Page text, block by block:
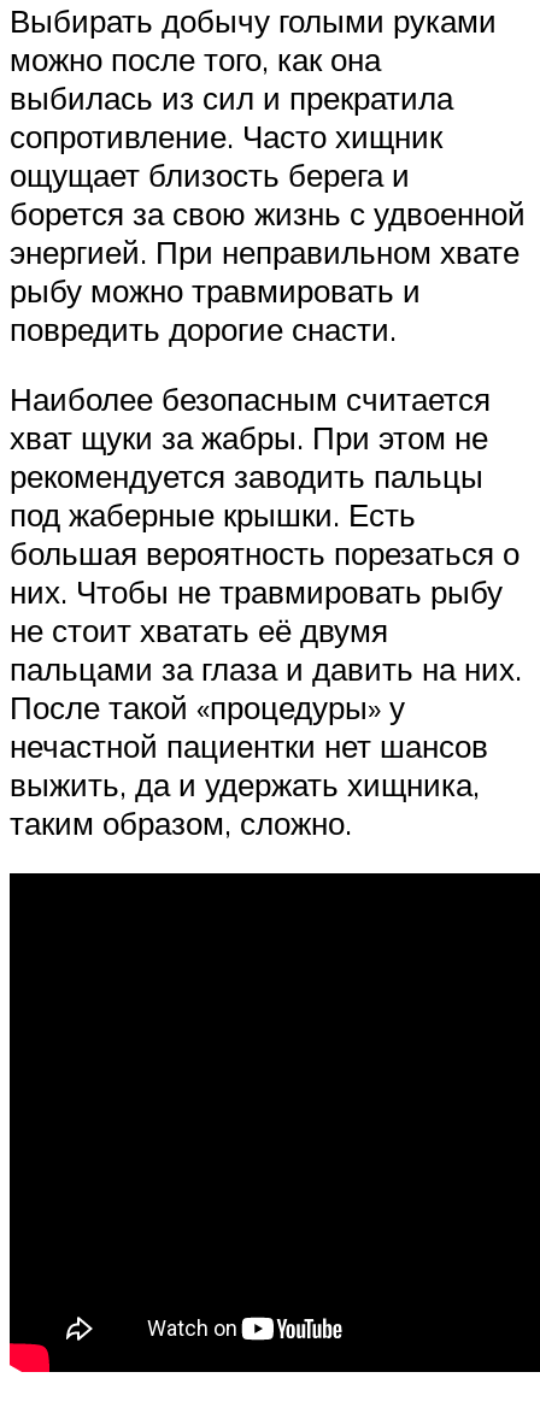
Выбирать добычу голыми руками
можно после того, как она
выбилась из сил и прекратила
сопротивление. Часто хищник
ощущает близость берега и
борется за свою жизнь с удвоенной
энергией. При неправильном хвате
рыбу можно травмировать и
повредить дорогие снасти.
Наиболее безопасным считается
хват щуки за жабры. При этом не
рекомендуется заводить пальцы
под жаберные крышки. Есть
большая вероятность порезаться о
них. Чтобы не травмировать рыбу
не стоит хватать её двумя
пальцами за глаза и давить на них.
После такой «процедуры» у
нечастной пациентки нет шансов
выжить, да и удержать хищника,
таким образом, сложно.